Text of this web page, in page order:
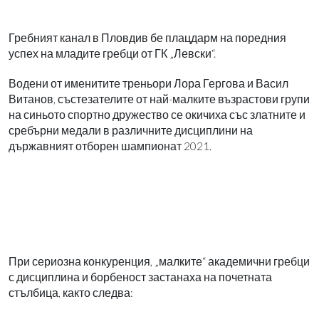
Гребният канал в Пловдив бе плацдарм на поредния
успех на младите гребци от ГК „Левски“.
Водени от именитите треньори Лора Гергова и Васил
Витанов, състезателите от най-малките възрастови групи
на синьото спортно дружество се окичиха със златните и
сребърни медали в различните дисциплини на
държавният отборен шампионат 2021.
При сериозна конкуренция, „малките“ академични гребци
с дисциплина и борбеност застанаха на почетната
стълбица, както следва: